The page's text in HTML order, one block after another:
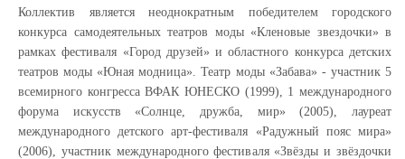
Коллектив является неоднократным победителем городского
конкурса самодеятельных театров моды «Кленовые звездочки» в
рамках фестиваля «Город друзей» и областного конкурса детских
театров моды «Юная модница». Театр моды «Забава» - участник 5
всемирного конгресса ВФАК ЮНЕСКО (1999), 1 международного
форума искусств «Солнце, дружба, мир» (2005), лауреат
международного детского арт-фестиваля «Радужный пояс мира»
(2006), участник международного фестиваля «Звёзды и звёздочки